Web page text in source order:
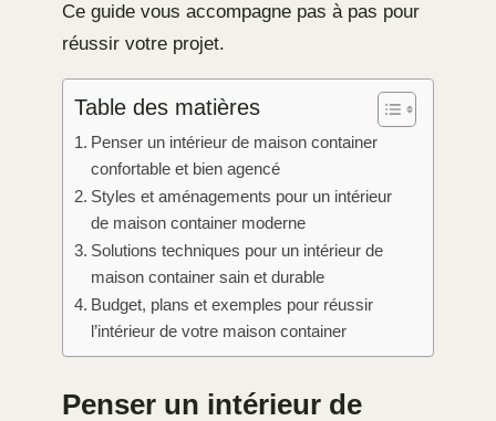
Ce guide vous accompagne pas à pas pour
réussir votre projet.
Table des matières
Penser un intérieur de maison container
confortable et bien agencé
Styles et aménagements pour un intérieur
de maison container moderne
Solutions techniques pour un intérieur de
maison container sain et durable
Budget, plans et exemples pour réussir
l’intérieur de votre maison container
Penser un intérieur de